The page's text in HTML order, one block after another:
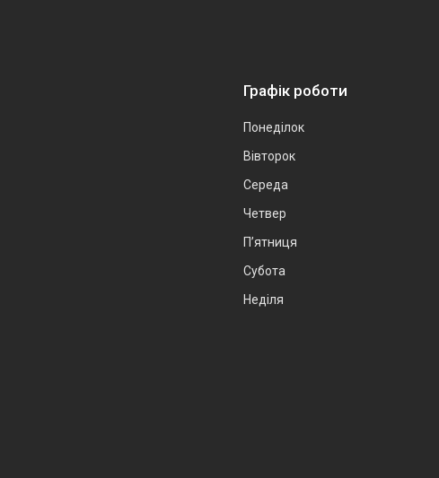
Графік роботи
Понеділок
Вівторок
Середа
Четвер
Пʼятниця
Субота
Неділя